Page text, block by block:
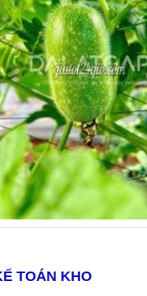
TOÁN KHO